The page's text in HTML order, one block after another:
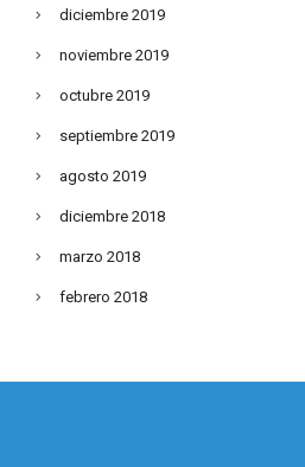
diciembre 2019
noviembre 2019
octubre 2019
septiembre 2019
agosto 2019
diciembre 2018
marzo 2018
febrero 2018